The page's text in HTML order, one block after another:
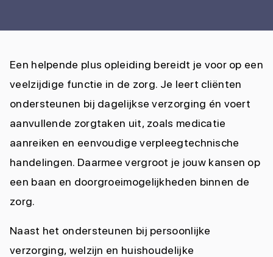
Een helpende plus opleiding bereidt je voor op een
veelzijdige functie in de zorg. Je leert cliënten
ondersteunen bij dagelijkse verzorging én voert
aanvullende zorgtaken uit, zoals medicatie
aanreiken en eenvoudige verpleegtechnische
handelingen. Daarmee vergroot je jouw kansen op
een baan en doorgroeimogelijkheden binnen de
zorg.
Naast het ondersteunen bij persoonlijke
verzorging, welzijn en huishoudelijke